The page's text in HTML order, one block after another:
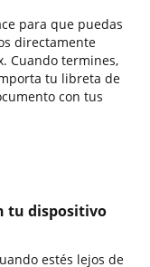
para que puedas
directamente
Cuando termines,
tu libreta de
con tus
tu dispositivo
estés lejos de